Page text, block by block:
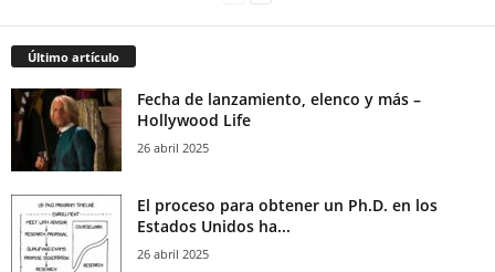
Último artículo
Fecha de lanzamiento, elenco y más –
Hollywood Life
26 abril 2025
El proceso para obtener un Ph.D. en los
Estados Unidos ha...
26 abril 2025